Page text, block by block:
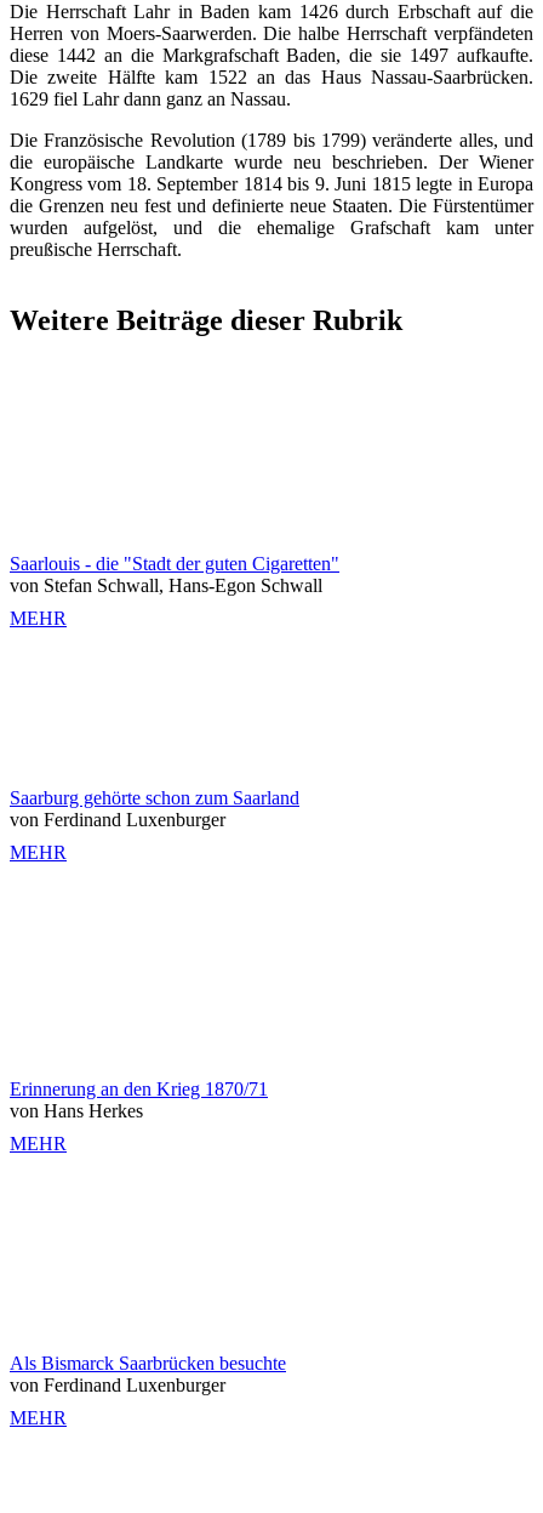
Die Herrschaft Lahr in Baden kam 1426 durch Erbschaft auf die
Herren von Moers-Saarwerden. Die halbe Herrschaft verpfändeten
diese 1442 an die Markgrafschaft Baden, die sie 1497 aufkaufte.
Die zweite Hälfte kam 1522 an das Haus Nassau-Saarbrücken.
1629 fiel Lahr dann ganz an Nassau.
Die Französische Revolution (1789 bis 1799) veränderte alles, und
die europäische Landkarte wurde neu beschrieben. Der Wiener
Kongress vom 18. September 1814 bis 9. Juni 1815 legte in Europa
die Grenzen neu fest und definierte neue Staaten. Die Fürstentümer
wurden aufgelöst, und die ehemalige Grafschaft kam unter
preußische Herrschaft.
Weitere Beiträge dieser Rubrik
Saarlouis - die "Stadt der guten Cigaretten"
von Stefan Schwall, Hans-Egon Schwall
MEHR
Saarburg gehörte schon zum Saarland
von Ferdinand Luxenburger
MEHR
Erinnerung an den Krieg 1870/71
von Hans Herkes
MEHR
Als Bismarck Saarbrücken besuchte
von Ferdinand Luxenburger
MEHR